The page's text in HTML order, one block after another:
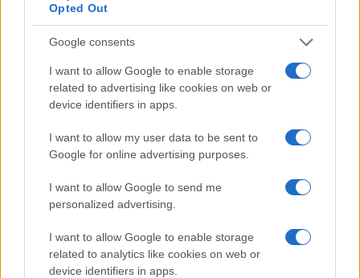
Opted Out
Google consents
I want to allow Google to enable storage
related to advertising like cookies on web or
device identifiers in apps.
I want to allow my user data to be sent to
Google for online advertising purposes.
I want to allow Google to send me
personalized advertising.
I want to allow Google to enable storage
related to analytics like cookies on web or
device identifiers in apps.
Πώς αποδεικνύεται η άπρακτη πάροδος των
30 ημερών
Η άπρακτη παρέλευση της προθεσμίας προκύπτει από
δημόσιο έγγραφο, καθώς οι ημερομηνίες της δήλωσης
και της εκτύπωσης αποτυπώνουν ότι πέρασαν οι 30
ημέρες χωρίς απόρριψη. Έτσι, η μη ενέργεια του
μισθωτή λογίζεται ως ανεπιφύλακτη συναίνεση στο